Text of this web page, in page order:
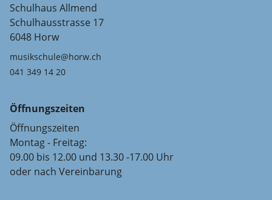
Schulhaus Allmend
Schulhausstrasse 17
6048 Horw
musikschule@horw.ch
041 349 14 20
Öffnungszeiten
Öffnungszeiten
Montag - Freitag:
09.00 bis 12.00 und 13.30 -17.00 Uhr
oder nach Vereinbarung